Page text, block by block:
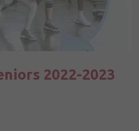
2022-2023